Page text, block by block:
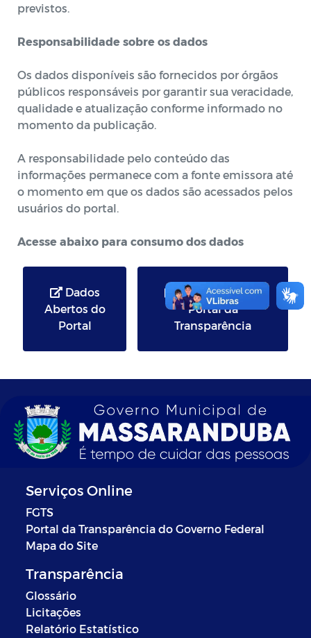
previstos.
Responsabilidade sobre os dados
Os dados disponíveis são fornecidos por órgãos
públicos responsáveis por garantir sua veracidade,
qualidade e atualização conforme informado no
momento da publicação.
A responsabilidade pelo conteúdo das
informações permanece com a fonte emissora até
o momento em que os dados são acessados pelos
usuários do portal.
Acesse abaixo para consumo dos dados
Dados
Abertos do
Portal
Dados Abertos
Portal da
Transparência
Serviços Online
FGTS
Portal da Transparência do Governo Federal
Mapa do Site
Transparência
Glossário
Licitações
Relatório Estatístico